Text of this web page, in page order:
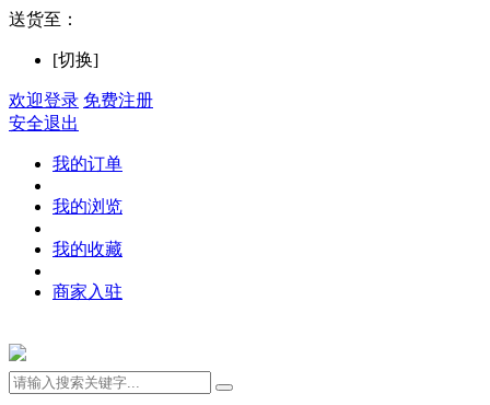
送货至：
[切换]
欢迎登录 免费注册
安全退出
我的订单
我的浏览
我的收藏
商家入驻